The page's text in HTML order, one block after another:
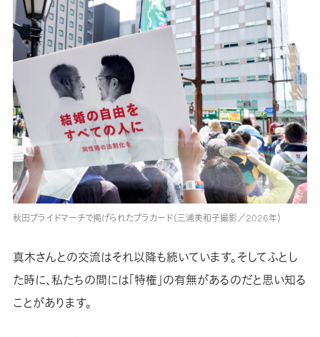
秋田プライドマーチで掲げられたプラカード（三浦美和子撮影／2026年）
真木さんとの交流はそれ以降も続いています。そしてふとし
た時に、私たちの間には「特権」の有無があるのだと思い知る
ことがあります。